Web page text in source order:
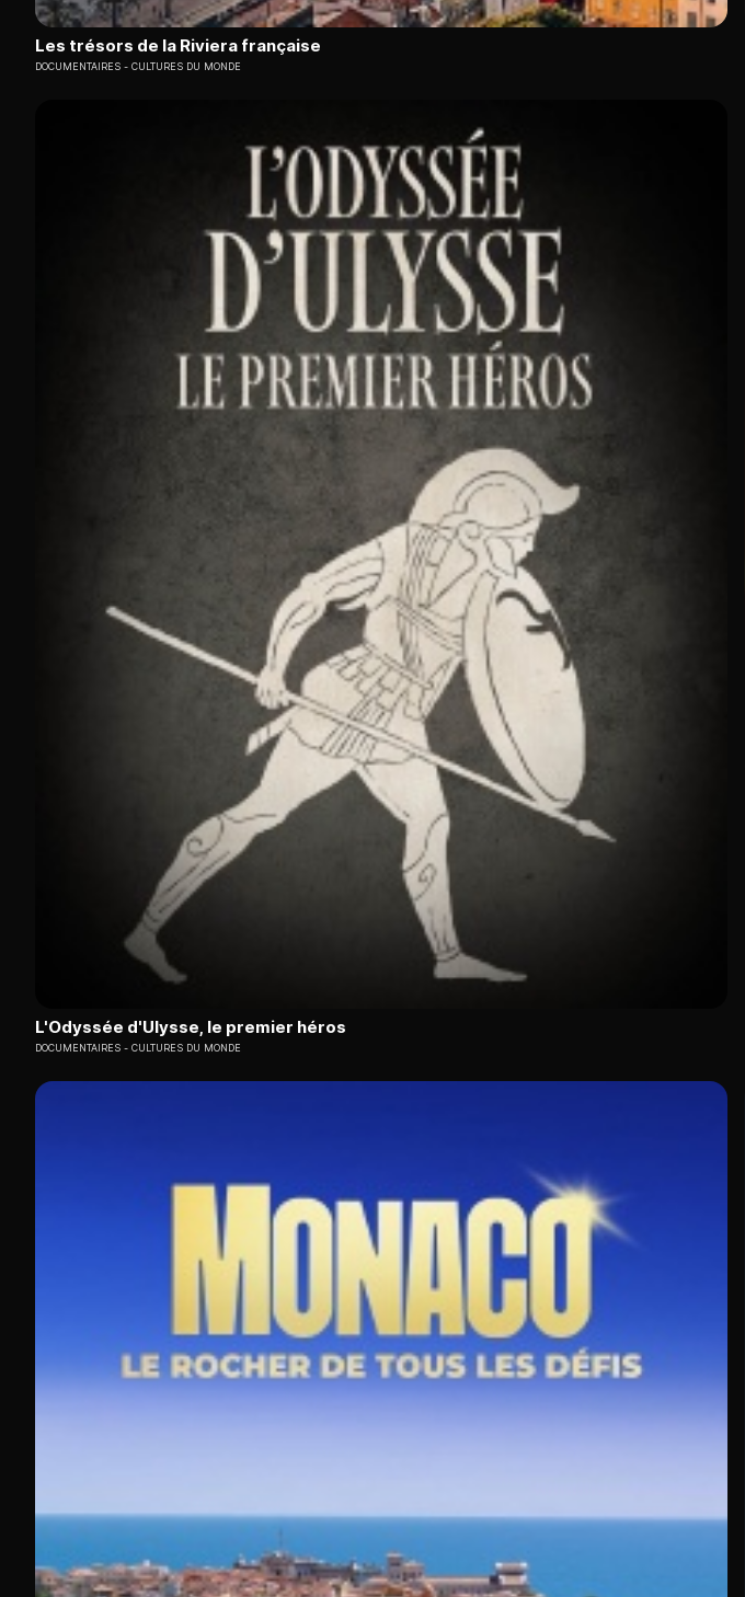
Les trésors de la Riviera française
DOCUMENTAIRES CULTURES DU MONDE
L'Odyssée d'Ulysse, le premier héros
DOCUMENTAIRES CULTURES DU MONDE